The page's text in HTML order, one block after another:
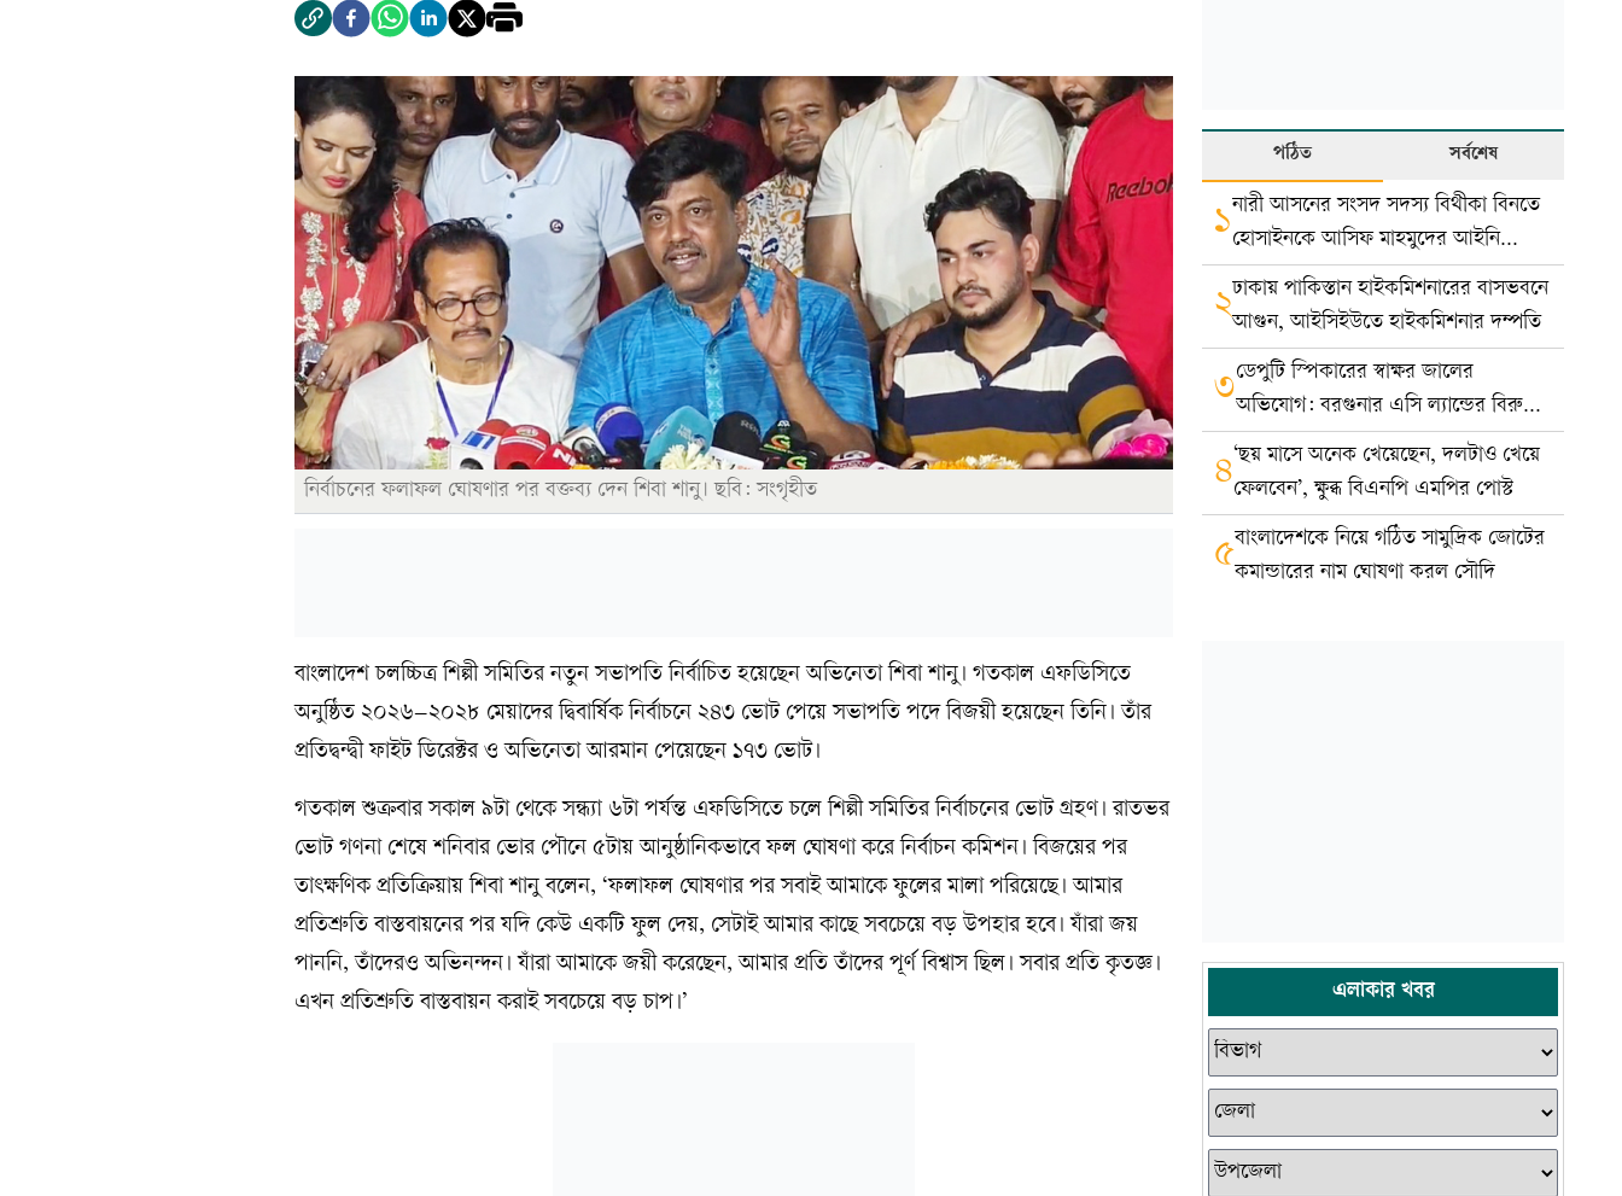
নির্বাচনের ফলাফল ঘোষণার পর বক্তব্য দেন শিবা শানু। ছবি: সংগৃহীত
বাংলাদেশ চলচ্চিত্র শিল্পী সমিতির নতুন সভাপতি নির্বাচিত হয়েছেন অভিনেতা শিবা শানু। গতকাল এফডিসিতে
অনুষ্ঠিত ২০২৬–২০২৮ মেয়াদের দ্বিবার্ষিক নির্বাচনে ২৪৩ ভোট পেয়ে সভাপতি পদে বিজয়ী হয়েছেন তিনি। তাঁর
প্রতিদ্বন্দ্বী ফাইট ডিরেক্টর ও অভিনেতা আরমান পেয়েছেন ১৭৩ ভোট।
গতকাল শুক্রবার সকাল ৯টা থেকে সন্ধ্যা ৬টা পর্যন্ত এফডিসিতে চলে শিল্পী সমিতির নির্বাচনের ভোট গ্রহণ। রাতভর
ভোট গণনা শেষে শনিবার ভোর পৌনে ৫টায় আনুষ্ঠানিকভাবে ফল ঘোষণা করে নির্বাচন কমিশন। বিজয়ের পর
তাৎক্ষণিক প্রতিক্রিয়ায় শিবা শানু বলেন, ‘ফলাফল ঘোষণার পর সবাই আমাকে ফুলের মালা পরিয়েছে। আমার
প্রতিশ্রুতি বাস্তবায়নের পর যদি কেউ একটি ফুল দেয়, সেটাই আমার কাছে সবচেয়ে বড় উপহার হবে। যাঁরা জয়
পাননি, তাঁদেরও অভিনন্দন। যাঁরা আমাকে জয়ী করেছেন, আমার প্রতি তাঁদের পূর্ণ বিশ্বাস ছিল। সবার প্রতি কৃতজ্ঞ।
এখন প্রতিশ্রুতি বাস্তবায়ন করাই সবচেয়ে বড় চাপ।’
পঠিত সর্বশেষ
১নারী আসনের সংসদ সদস্য বিথীকা বিনতে
হোসাইনকে আসিফ মাহমুদের আইনি
নোটিশ
২ঢাকায় পাকিস্তান হাইকমিশনারের বাসভবনে
আগুন, আইসিইউতে হাইকমিশনার দম্পতি
৩ডেপুটি স্পিকারের স্বাক্ষর জালের
অভিযোগ: বরগুনার এসি ল্যান্ডের বিরুদ্ধে
মামলা
৪‘ছয় মাসে অনেক খেয়েছেন, দলটাও খেয়ে
ফেলবেন’, ক্ষুব্ধ বিএনপি এমপির পোস্ট
৫বাংলাদেশকে নিয়ে গঠিত সামুদ্রিক জোটের
কমান্ডারের নাম ঘোষণা করল সৌদি
এলাকার খবর